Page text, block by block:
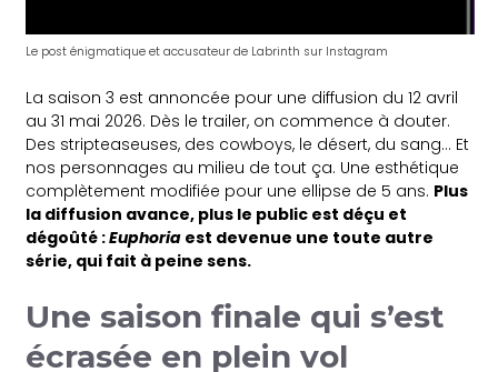
Le post énigmatique et accusateur de Labrinth sur Instagram
La saison 3 est annoncée pour une diffusion du 12 avril
au 31 mai 2026. Dès le trailer, on commence à douter.
Des stripteaseuses, des cowboys, le désert, du sang… Et
nos personnages au milieu de tout ça. Une esthétique
complètement modifiée pour une ellipse de 5 ans. Plus
la diffusion avance, plus le public est déçu et
dégoûté :Euphoria est devenue une toute autre
série, qui fait à peine sens.
Une saison finale qui s’est
écrasée en plein vol